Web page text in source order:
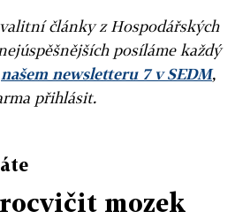
články z Hospodářských
posíláme každý
našem newsletteru 7 v SEDM,
přihlásit.
mozek